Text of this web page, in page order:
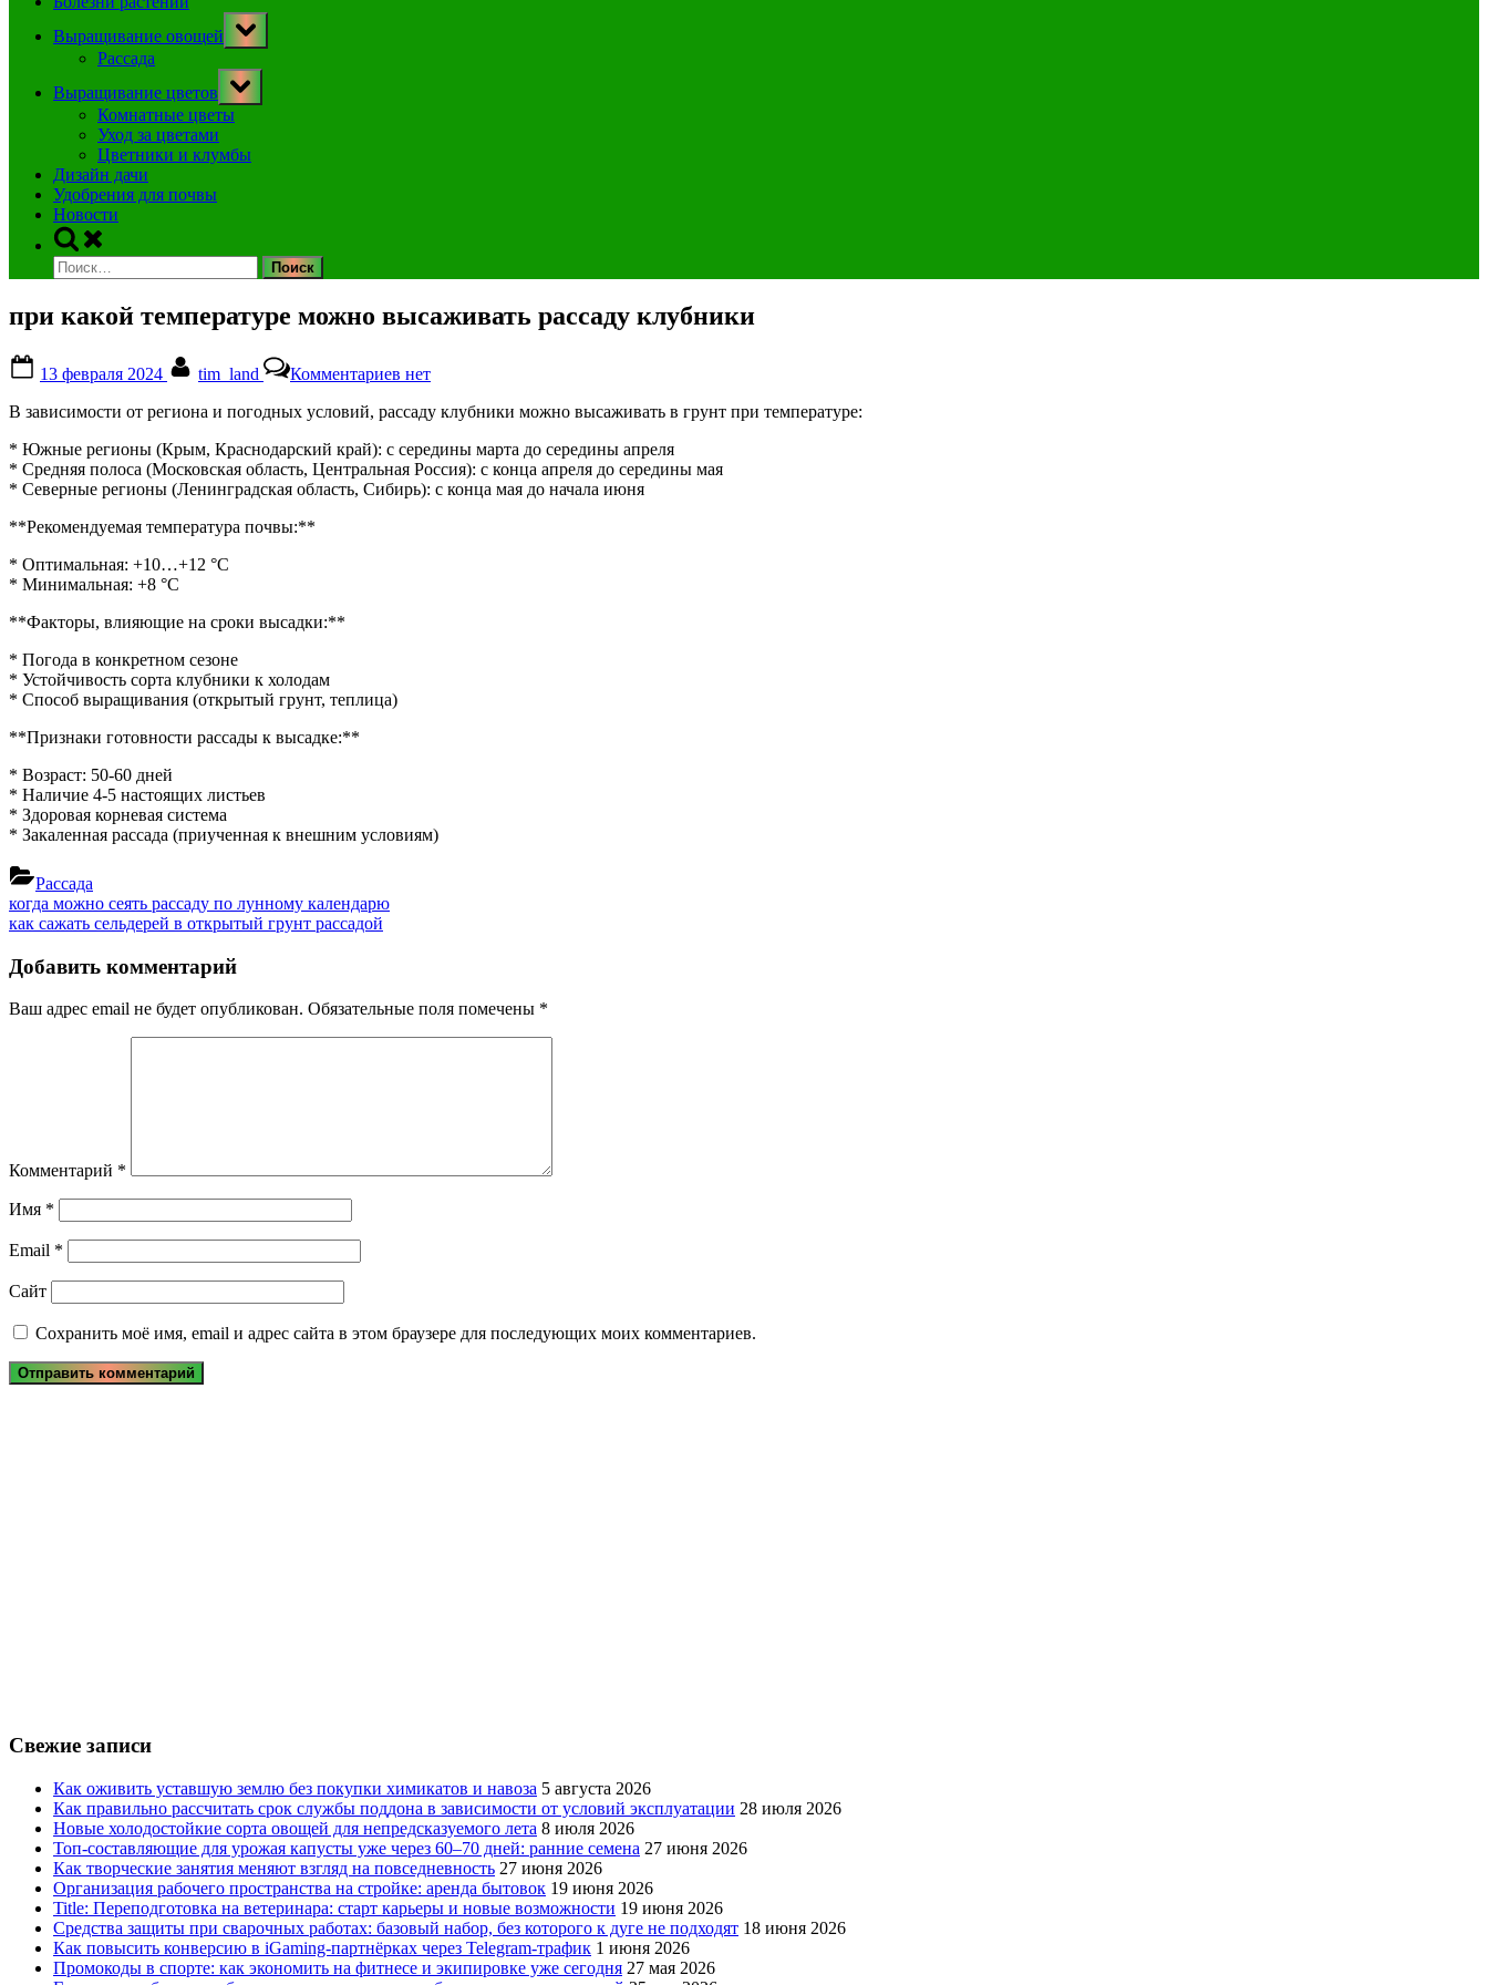
Выращивание овощей
Toggle
sub-
Рассада
Выращивание цветов
Toggle
sub-
menu
Комнатные цветы
Уход за цветами
Цветники и клумбы
Дизайн дачи
Удобрения для почвы
Новости
Toggle
search
form
Найти:
при какой температуре можно высаживать рассаду клубники
on
13 февраля 2024 tim_land Комментариевзаписи
какой
можно
высаживать
рассаду
нет
В зависимости от региона и погодных условий, рассаду клубники можно высаживать в грунт при температуре:
* Южные регионы (Крым, Краснодарский край): с середины марта до середины апреля
* Средняя полоса (Московская область, Центральная Россия): с конца апреля до середины мая
* Северные регионы (Ленинградская область, Сибирь): с конца мая до начала июня
**Рекомендуемая температура почвы:**
* Оптимальная: +10…+12 °C
* Минимальная: +8 °C
**Факторы, влияющие на сроки высадки:**
* Погода в конкретном сезоне
* Устойчивость сорта клубники к холодам
* Способ выращивания (открытый грунт, теплица)
**Признаки готовности рассады к высадке:**
* Возраст: 50-60 дней
* Наличие 4-5 настоящих листьев
* Здоровая корневая система
* Закаленная рассада (приученная к внешним условиям)
Рассада
Навигация
по
записям
Previous
Post:
когда можно сеять рассаду по лунному календарю
Next
как сажать сельдерей в открытый грунт рассадой
Добавить комментарий
Ваш адрес email не будет опубликован. Обязательные поля помечены *
Комментарий *
Имя *
Email *
Сайт
Сохранить моё имя, email и адрес сайта в этом браузере для последующих моих комментариев.
Свежие записи
Как оживить уставшую землю без покупки химикатов и навоза 5 августа 2026
Как правильно рассчитать срок службы поддона в зависимости от условий эксплуатации 28 июля 2026
Новые холодостойкие сорта овощей для непредсказуемого лета 8 июля 2026
Топ-составляющие для урожая капусты уже через 60–70 дней: ранние семена 27 июня 2026
Как творческие занятия меняют взгляд на повседневность 27 июня 2026
Организация рабочего пространства на стройке: аренда бытовок 19 июня 2026
Title: Переподготовка на ветеринара: старт карьеры и новые возможности 19 июня 2026
Средства защиты при сварочных работах: базовый набор, без которого к дуге не подходят 18 июня 2026
Как повысить конверсию в iGaming-партнёрках через Telegram-трафик 1 июня 2026
Промокоды в спорте: как экономить на фитнесе и экипировке уже сегодня 27 мая 2026